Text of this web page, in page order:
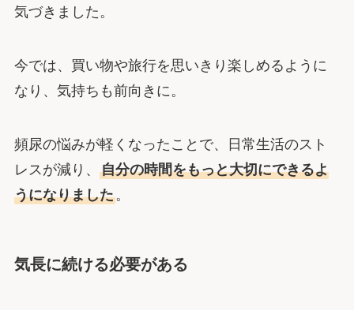
気づきました。
今では、買い物や旅行を思いきり楽しめるように
なり、気持ちも前向きに。
頻尿の悩みが軽くなったことで、日常生活のスト
レスが減り、 自分の時間をもっと大切にできるよ
うになりました。
気長に続ける必要がある